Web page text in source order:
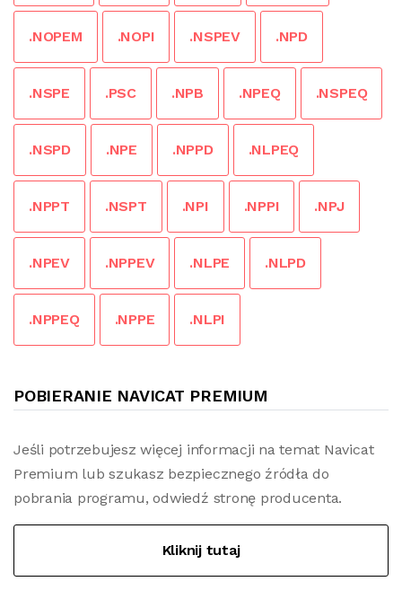
.NOPEM .NOPI .NSPEV .NPD
.NSPE .PSC .NPB .NPEQ .NSPEQ
.NSPD .NPE .NPPD .NLPEQ
.NPPT .NSPT .NPI .NPPI .NPJ
.NPEV .NPPEV .NLPE .NLPD
.NPPEQ .NPPE .NLPI
POBIERANIE NAVICAT PREMIUM
Jeśli potrzebujesz więcej informacji na temat Navicat
Premium lub szukasz bezpiecznego źródła do
pobrania programu, odwiedź stronę producenta.
Kliknij tutaj